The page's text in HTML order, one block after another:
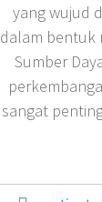
yang wujud
dalam bentuk
Sumber
sangat